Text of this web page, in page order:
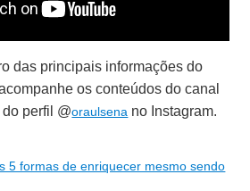
das principais informações do
os conteúdos do canal
perfil @oraulsena no Instagram.
5 formas de enriquecer mesmo sendo